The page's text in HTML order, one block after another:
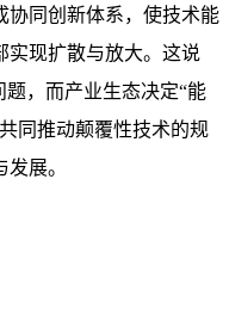
协同创新体系，使技术能
实现扩散与放大。这说
题，而产业生态决定“能
同推动颠覆性技术的规
展。